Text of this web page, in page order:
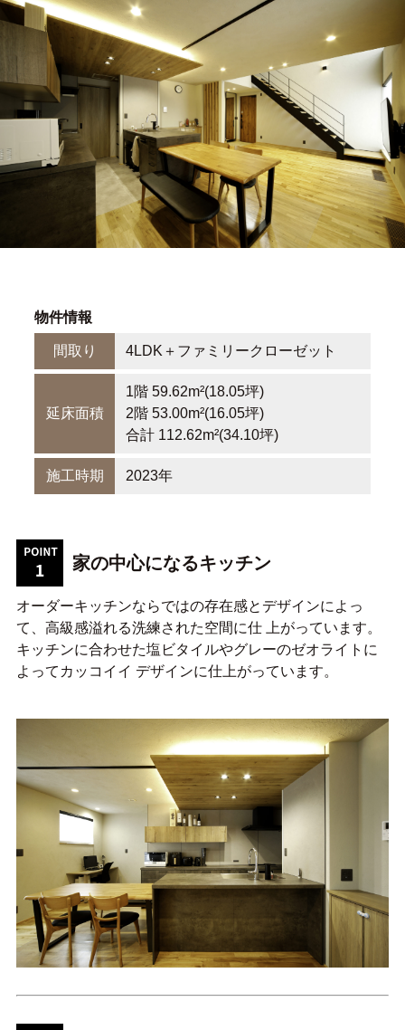
物件情報
間取り 4LDK＋ファミリークローゼット
延床面積
1階 59.62m²(18.05坪)
2階 53.00m²(16.05坪)
合計 112.62m²(34.10坪)
施工時期 2023年
家の中心になるキッチン
オーダーキッチンならではの存在感とデザインによっ
て、高級感溢れる洗練された空間に仕 上がっています。
キッチンに合わせた塩ビタイルやグレーのゼオライトに
よってカッコイイ デザインに仕上がっています。